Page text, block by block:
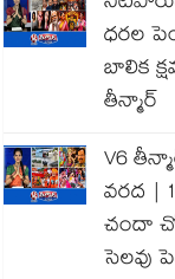
ధరల
బాలిక
తీన్మార్
V6
వరద |
చందా
సెలవు